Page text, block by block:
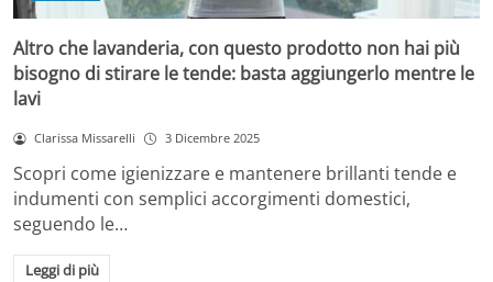
Altro che lavanderia, con questo prodotto non hai più
bisogno di stirare le tende: basta aggiungerlo mentre le
lavi
Clarissa Missarelli 3 Dicembre 2025
Scopri come igienizzare e mantenere brillanti tende e
indumenti con semplici accorgimenti domestici,
seguendo le…
Leggi di più